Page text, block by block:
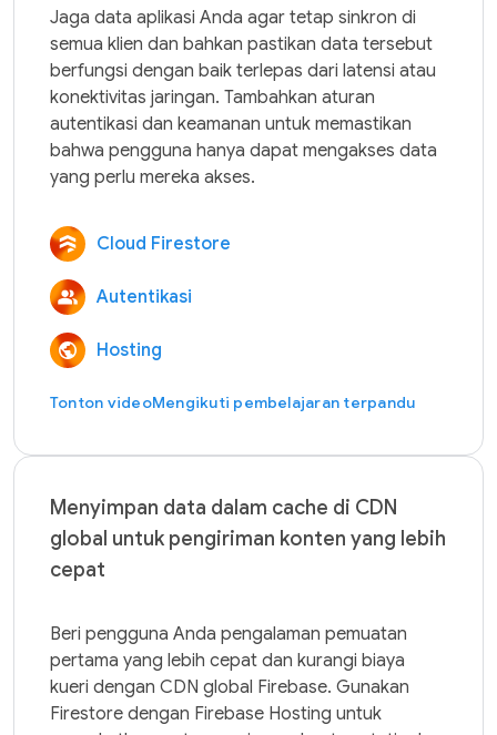
Jaga data aplikasi Anda agar tetap sinkron di
semua klien dan bahkan pastikan data tersebut
berfungsi dengan baik terlepas dari latensi atau
konektivitas jaringan. Tambahkan aturan
autentikasi dan keamanan untuk memastikan
bahwa pengguna hanya dapat mengakses data
Cloud Firestore
Autentikasi
Hosting
Tonton videoMengikuti pembelajaran terpandu
Menyimpan data dalam cache di CDN
global untuk pengiriman konten yang lebih
cepat
Beri pengguna Anda pengalaman pemuatan
pertama yang lebih cepat dan kurangi biaya
kueri dengan CDN global Firebase. Gunakan
Firestore dengan Firebase Hosting untuk